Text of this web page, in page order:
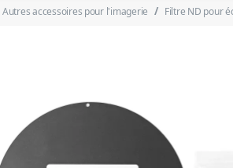
Autres accessoires pour l'imagerie Filtre ND pour